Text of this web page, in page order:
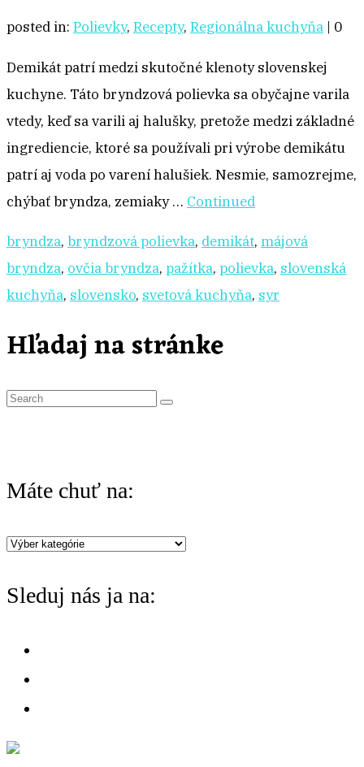
posted in: Polievky, Recepty, Regionálna kuchyňa | 0
Demikát patrí medzi skutočné klenoty slovenskej
kuchyne. Táto bryndzová polievka sa obyčajne varila
vtedy, keď sa varili aj halušky, pretože medzi základné
ingrediencie, ktoré sa používali pri výrobe demikátu
patrí aj voda po varení halušiek. Nesmie, samozrejme,
chýbať bryndza, zemiaky … Continued
bryndza, bryndzová polievka, demikát, májová
bryndza, ovčia bryndza, pažítka, polievka, slovenská
kuchyňa, slovensko, svetová kuchyňa, syr
Hľadaj na stránke
S
c
f
o
Máte chuť na:
Máte
na:
Sleduj nás ja na: